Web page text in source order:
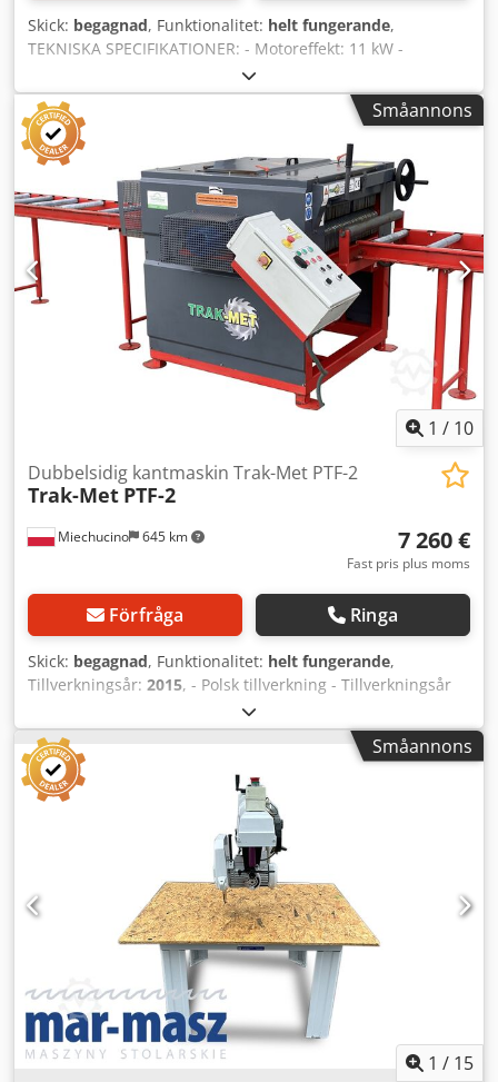
Skick: begagnad, Funktionalitet: helt fungerande,
TEKNISKA SPECIFIKATIONER: - Motoreffekt: 11 kW -
Skenlängd: 1700 mm - Kedjesmörjning Csdew Iqflopfx An
Esrf - Mobil konstruktion - Maskinens mått: 150x80x290 cm
- Vikt: 200 kg
Småannons
1 / 10
Miechucino 645 km
Dubbelsidig kantmaskin Trak-Met PTF-2
Trak-Met PTF-2
7 260 €
Fast pris plus moms
Förfråga Ringa
Skick: begagnad, Funktionalitet: helt fungerande,
Tillverkningsår: 2015, - Polsk tillverkning - Tillverkningsår
2015 - DTR, CE - Elektrisk inställning av klingavstånd
TEKNISKA DATA: - Såghöjd: 60 mm - Klingdiameter: 250 -
350 mm - Antal sågar: 2 st - Max. sågbredd: 700 mm - Min.
sågbredd: 90 mm - Max. klingavstånd: 460 mm - Matning
regleras via frekvensomriktare Credjw H Rdajpfx An Eof -
Justerbar matningshastighet: 0 - 40 m/min - Motoreffekt: 2
x 4,7 kW - Matningsmotoreffekt: 0,75 kW - Motoreffekt för
klingavstånd: 0,12 kW - Effektbehov: 11,5 kW -
Rullbordslängd: 2 x 240 cm - Rullbordsbredd: 460 mm -
Anslutningsdiameter: 160 mm - Transportmått (l/b/h): 200 /
200 / 140 cm - Vikt ~ 1000 kg
Småannons
1 / 15